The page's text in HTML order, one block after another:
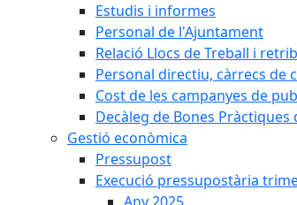
Estudis i informes
Personal de l'Ajuntament
Relació Llocs de Treball i
Personal directiu, càrrecs de
Cost de les campanyes de
Decàleg de Bones Pràctiques
Gestió econòmica
Pressupost
Execució pressupostària